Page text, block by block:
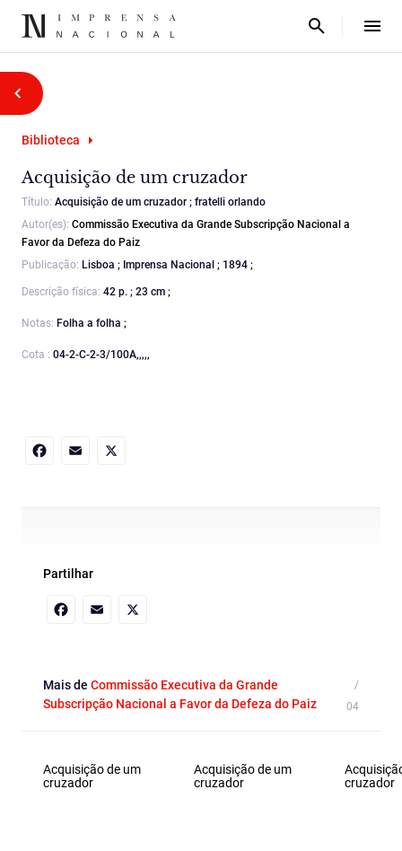
Biblioteca
Acquisição de um cruzador
Título: Acquisição de um cruzador ; fratelli orlando
Autor(es): Commissão Executiva da Grande Subscripção Nacional a
Favor da Defeza do Paiz
Publicação: Lisboa ; Imprensa Nacional ; 1894 ;
Descrição física: 42 p. ; 23 cm ;
Notas: Folha a folha ;
Cota : 04-2-C-2-3/100A,,,,,
Partilhar
Mais de Commissão Executiva da Grande
Subscripção Nacional a Favor da Defeza do Paiz
Acquisição de um
cruzador
Acquisição de um
cruzador
cruzador